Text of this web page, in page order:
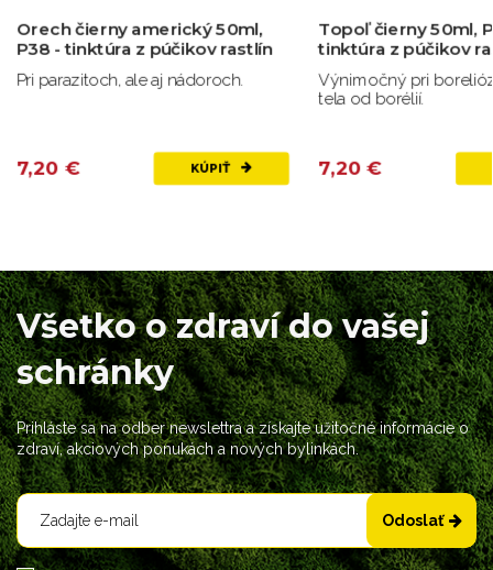
Orech čierny americký 50ml,
P38 - tinktúra z púčikov rastlín
Pri parazitoch, ale aj nádoroch.
7,20 € KÚPIŤ
Topoľ čierny 50ml,
tinktúra z púčikov
Výnimočný pri
tela od borélií.
7,20 €
Všetko o zdraví do vašej
schránky
Prihláste sa na odber newslettra a získajte užitočné informácie o
zdraví, akciových ponukách a nových bylinkách.
Odoslať